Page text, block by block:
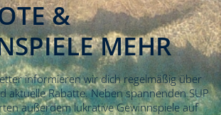
&
MEHR
informieren wir dich regelmäßig über
aktuelle Rabatte. Neben spannenden SUP
außerdem lukrative Gewinnspiele auf